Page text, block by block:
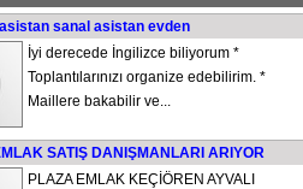
sanal asistan evden
İyi derecede İngilizce biliyorum *
Toplantılarınızı organize edebilirim. *
Maillere bakabilir ve...
SATIŞ DANIŞMANLARI ARIYOR
PLAZA EMLAK KEÇİÖREN AYVALI